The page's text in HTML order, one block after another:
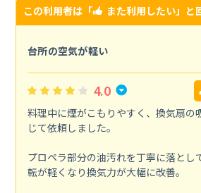
この利用者は「 また利用したい」と
台所の空気が軽い
4.0
料理中に煙がこもりやすく、換気扇の
じて依頼しました。
プロペラ部分の油汚れを丁寧に落とし
転が軽くなり換気力が大幅に改善。